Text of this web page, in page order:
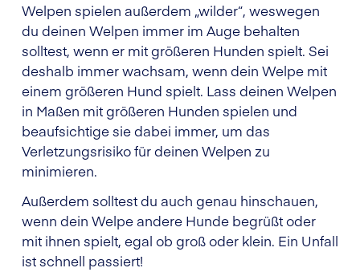
Welpen spielen außerdem „wilder“, weswegen
du deinen Welpen immer im Auge behalten
solltest, wenn er mit größeren Hunden spielt. Sei
deshalb immer wachsam, wenn dein Welpe mit
einem größeren Hund spielt. Lass deinen Welpen
in Maßen mit größeren Hunden spielen und
beaufsichtige sie dabei immer, um das
Verletzungsrisiko für deinen Welpen zu
minimieren.
Außerdem solltest du auch genau hinschauen,
wenn dein Welpe andere Hunde begrüßt oder
mit ihnen spielt, egal ob groß oder klein. Ein Unfall
ist schnell passiert!